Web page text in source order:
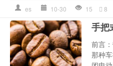
es 10-30 15 8
手把
前言
那种